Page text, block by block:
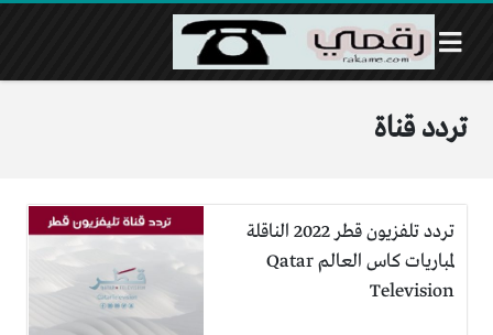
تردد قناة
تردد تلفزيون قطر 2022 الناقلة
لمباريات كاس العالم Qatar
Television